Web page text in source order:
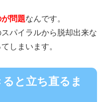
問題なんです。
パイラルから脱却出来な
しまいます。
と立ち直るま